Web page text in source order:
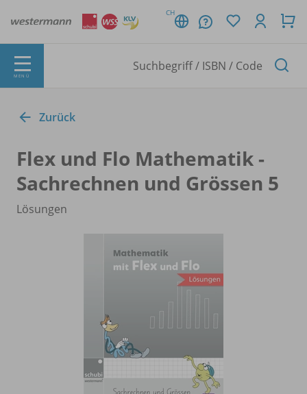
CH
MENÜ
Zurück
Flex und Flo Mathematik -
Sachrechnen und Grössen 5
Lösungen